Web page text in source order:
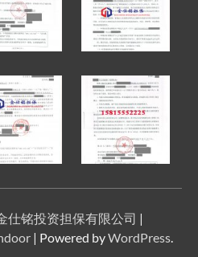
仕铭投资担保有限公司 |
| Powered byWordPress.